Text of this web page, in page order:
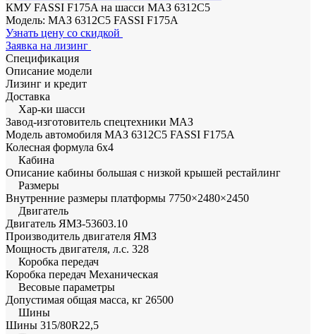
КМУ FASSI F175A на шасси МАЗ 6312С5
Модель: МАЗ 6312С5 FASSI F175A
Узнать цену со скидкой
Заявка на лизинг
Спецификация
Описание модели
Лизинг и кредит
Доставка
Хар-ки шасси
Завод-изготовитель спецтехники МАЗ
Модель автомобиля МАЗ 6312С5 FASSI F175A
Колесная формула 6х4
Кабина
Описание кабины большая с низкой крышей рестайлинг
Размеры
Внутренние размеры платформы 7750×2480×2450
Двигатель
Двигатель ЯМЗ-53603.10
Производитель двигателя ЯМЗ
Мощность двигателя, л.с. 328
Коробка передач
Коробка передач Механическая
Весовые параметры
Допустимая общая масса, кг 26500
Шины
Шины 315/80R22,5